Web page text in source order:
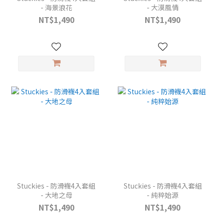
- 海景浪花
NT$1,490
- 大漠風情
NT$1,490
Stuckies - 防滑襪4入套組
- 大地之母
NT$1,490
Stuckies - 防滑襪4入套組
- 純粹始源
NT$1,490